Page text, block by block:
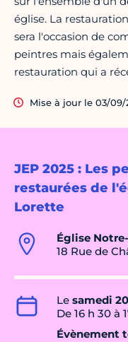
JEP 2025 : Les
restaurées de
Lorette
Église
18 Rue de
Le samedi
De 16 h 30 à
Évènement
église. La
sera l'occasion de
peintres mais
restauration qui a
Mise à jour le 03/09/